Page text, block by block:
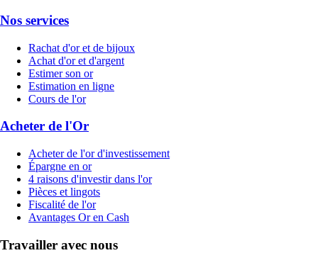
Nos services
Rachat d'or et de bijoux
Achat d'or et d'argent
Estimer son or
Estimation en ligne
Cours de l'or
Acheter de l'Or
Acheter de l'or d'investissement
Épargne en or
4 raisons d'investir dans l'or
Pièces et lingots
Fiscalité de l'or
Avantages Or en Cash
Travailler avec nous